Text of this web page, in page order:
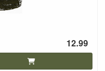
12.99